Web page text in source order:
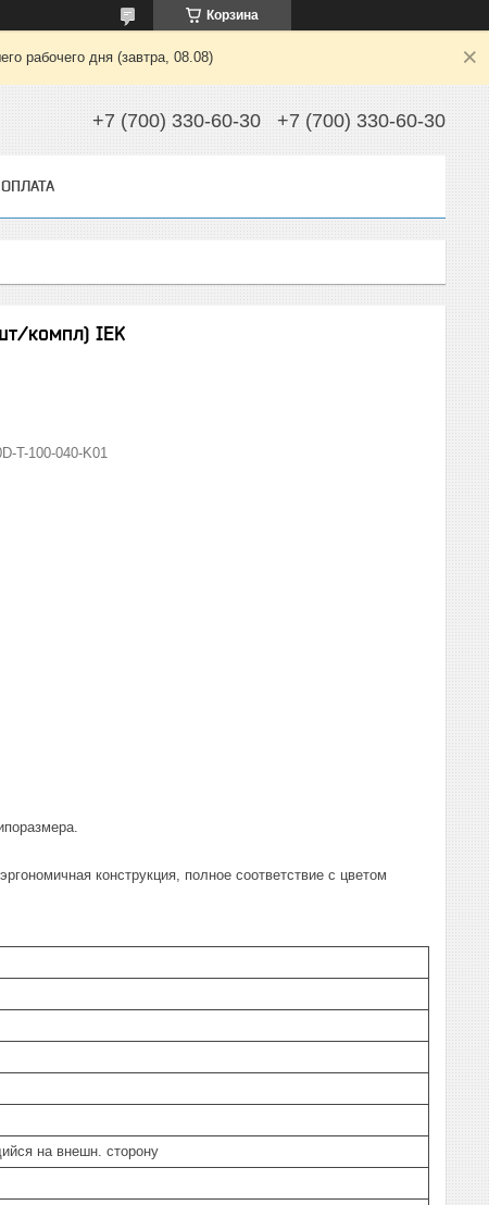
Корзина
рабочего дня (завтра, 08.08)
+7 (700) 330-60-30 +7 (700) 330-60-30
компл) IEK
T-100-040-K01
конструкция, полное соответствие с цветом
на внешн. сторону